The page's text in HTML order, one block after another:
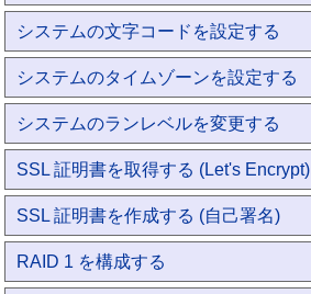
システムの文字コードを設定する
システムのタイムゾーンを設定する
システムのランレベルを変更する
SSL 証明書を取得する (Let's Encrypt)
SSL 証明書を作成する (自己署名)
RAID 1 を構成する